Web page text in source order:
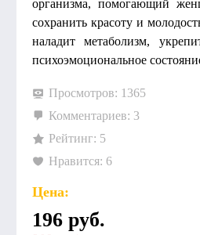
организма, помогающий
сохранить красоту и
наладит метаболизм,
психоэмоциональное
Просмотров: 1365
Комментариев: 3
Рейтинг: 5
Нравится: 6
Цена:
196 руб.